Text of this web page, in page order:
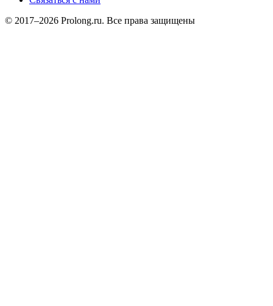
© 2017–2026 Prolong.ru. Все права защищены